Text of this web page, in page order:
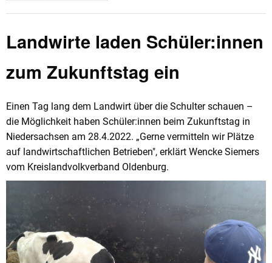
Landwirte laden Schüler:innen
zum Zukunftstag ein
Einen Tag lang dem Landwirt über die Schulter schauen –
die Möglichkeit haben Schüler:innen beim Zukunftstag in
Niedersachsen am 28.4.2022. „Gerne vermitteln wir Plätze
auf landwirtschaftlichen Betrieben", erklärt Wencke Siemers
vom Kreislandvolkverband Oldenburg.